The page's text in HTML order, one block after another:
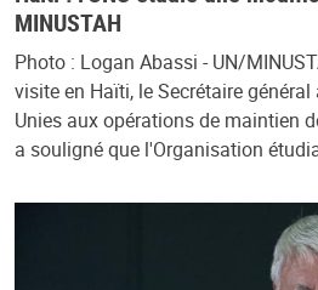
MINUSTAH
Photo : Logan Abassi - UN/
visite en Haïti, le Secrétaire
Unies aux opérations de maintien
a souligné que l'Organisation